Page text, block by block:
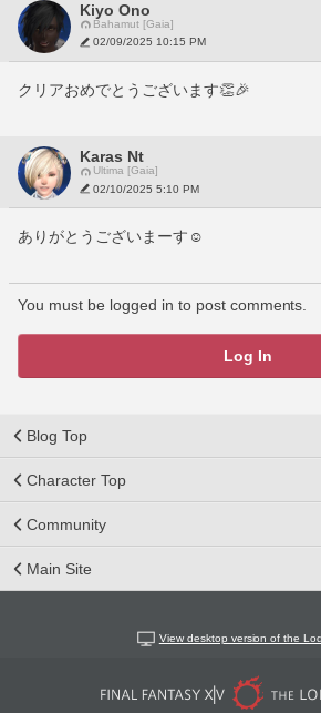
Kiyo Ono
Bahamut [Gaia]
02/09/2025 10:15 PM
クリアおめでとうございます👏🎉
Karas Nt
Ultima [Gaia]
02/10/2025 5:10 PM
ありがとうございまーす☺
You must be logged in to post comments.
Log In
Blog Top
Character Top
Community
Main Site
View desktop version of the